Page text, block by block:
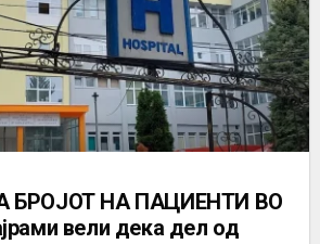
БРОЈОТ НА ПАЦИЕНТИ ВО
вели дека дел од